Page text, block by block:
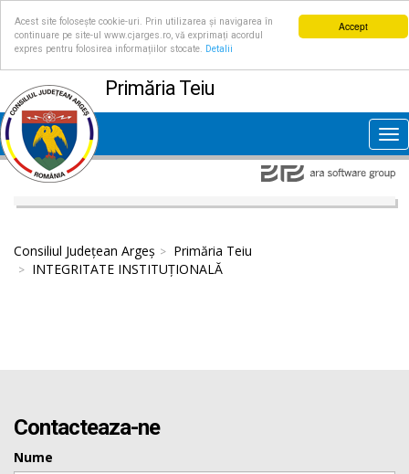
Accept
Acest site folosește cookie-uri. Prin utilizarea și navigarea în
continuare pe site-ul www.cjarges.ro, vă exprimați acordul
expres pentru folosirea informațiilor stocate.
Detalii
Primăria Teiu
Consiliul Județean Argeș
Primăria Teiu
INTEGRITATE INSTITUȚIONALĂ
Contacteaza-ne
Nume